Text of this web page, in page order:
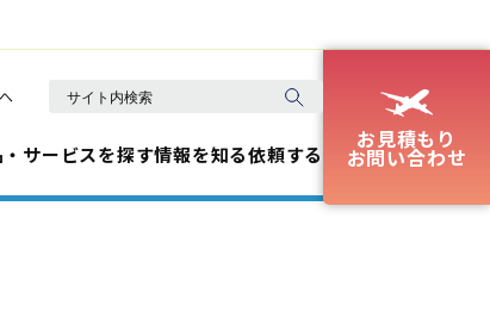
サービスを探す情報を知る依頼する
お見積もり
お問い合わせ